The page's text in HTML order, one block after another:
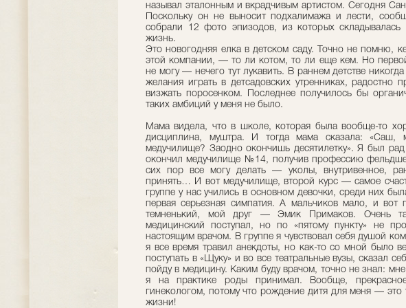
называл эталонным и вкрадчивым артистом. Сегодня
Поскольку он не выносит подхалимажа и лести,
собрали 12 фото эпизодов, из которых складывалась
жизнь.
Это новогодняя елка в детском саду. Точно не помню,
этой компании, — то ли котом, то ли еще кем. Но
не могу — нечего тут лукавить. В раннем детстве
желания играть в детсадовских утренниках, радостно
визжать поросенком. Последнее получилось бы
таких амбиций у меня не было.
Мама видела, что в школе, которая была вообще-то
дисциплина, муштра. И тогда мама сказала: «Саш,
медучилище? Заодно окончишь десятилетку». Я был
окончил медучилище №14, получив профессию
сих пор все могу делать — уколы, внутривенное,
принять… И вот медучилище, второй курс — самое
группе у нас учились в основном девочки, среди них
первая серьезная симпатия. А мальчиков мало, и вот
темненький, мой друг — Эмик Примаков. Очень
медицинский поступал, но по «пятому пункту» не
настоящим врачом. В группе я чувствовал себя душой
я все время травил анекдоты, но как-то со мной было
поступать в «Щуку» и во все театральные вузы, сказал
пойду в медицину. Каким буду врачом, точно не знал:
я на практике роды принимал. Вообще,
гинекологом, потому что рождение дитя для меня — это
жизни!